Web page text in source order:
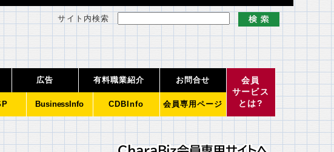
サイト内検索
広告 有料職業紹介 お問合せ
BusinessInfo CDBInfo 会員専用ページ
会員
サービス
とは?